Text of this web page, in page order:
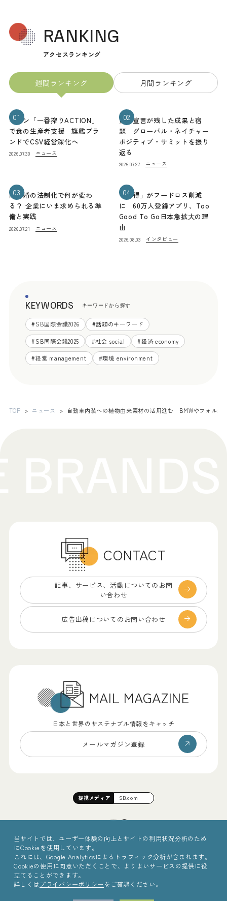
RANKING
アクセスランキング
週間ランキング 月間ランキング
01
キリン「一番搾りACTION」
で食の生産者支援 旗艦ブラ
ンドでCSV経営深化へ
2026.07.30 ニュース
02
熊本宣言が残した成果と宿
題 グローバル・ネイチャー
ポジティブ・サミットを振り
返る
2026.07.27 ニュース
03
同性婚の法制化で何が変わ
る？ 企業にいま求められる準
備と実践
2026.07.21 ニュース
04
「お得」がフードロス削減
に 60万人登録アプリ、Too
Good To Go日本急拡大の理
由
2026.08.03 インタビュー
KEYWORDS キーワードから探す
#SB国際会議2026 #話題のキーワード
#SB国際会議2025 #社会 social #経済 economy
#経営 management #環境 environment
TOP ニュース 自動車内装への植物由来素材の活用進む BMWやフォルク
CONTACT
記事、サービス、 活動についてのお問
い合わせ
広告出稿についての お問い合わせ
MAIL MAGAZINE
日本と世界のサステナブル情報をキャッチ
メールマガジン登録
©2025 Sinc Inc.
提携メディア SB.com
当サイトでは、ユーザー体験の向上とサイトの利用状況分析のため
にCookieを使用しています。
これには、Google Analyticsによるトラフィック分析が含まれます。
Cookieの使用に同意いただくことで、よりよいサービスの提供に役
立てることができます。
詳しくはプライバシーポリシー をご確認ください。